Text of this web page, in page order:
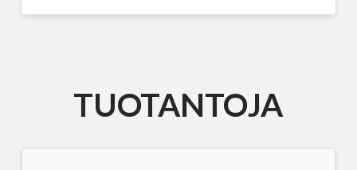
TUOTANTOJA